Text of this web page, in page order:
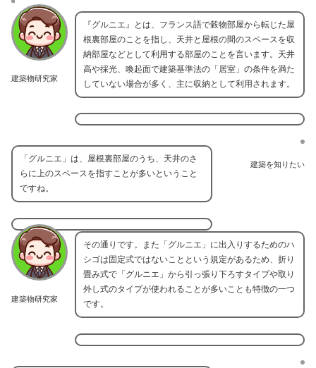
建築物研究家
『グルニエ』とは、フランス語で穀物部屋から転じた屋
根裏部屋のことを指し、天井と屋根の間のスペースを収
納部屋などとして利用する部屋のことを言います。天井
高や採光、喚起面で建築基準法の「居室」の条件を満た
していない場合が多く、主に収納として利用されます。
建築を知りたい
「グルニエ」は、屋根裏部屋のうち、天井のさ
らに上のスペースを指すことが多いということ
ですね。
建築物研究家
その通りです。また「グルニエ」に出入りするためのハ
シゴは固定式ではないことという規定があるため、折り
畳み式で「グルニエ」から引っ張り下ろすタイプや取り
外し式のタイプが使われることが多いことも特徴の一つ
です。